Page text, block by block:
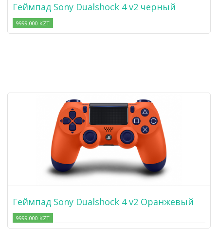
Геймпад Sony Dualshock 4 v2 черный
9999.000 KZT
Геймпад Sony Dualshock 4 v2 Оранжевый
9999.000 KZT